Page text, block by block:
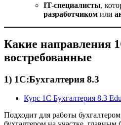
IT-специалисты,
разработчиком или
Какие направления
востребованные
1) 1С:Бухгалтерия 8.3
Курс 1С Бухгалтерия 8.3
Подходит для работы